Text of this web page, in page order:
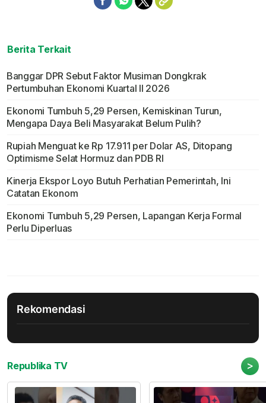
Berita Terkait
Banggar DPR Sebut Faktor Musiman Dongkrak
Pertumbuhan Ekonomi Kuartal II 2026
Ekonomi Tumbuh 5,29 Persen, Kemiskinan Turun,
Mengapa Daya Beli Masyarakat Belum Pulih?
Rupiah Menguat ke Rp 17.911 per Dolar AS, Ditopang
Optimisme Selat Hormuz dan PDB RI
Kinerja Ekspor Loyo Butuh Perhatian Pemerintah, Ini
Catatan Ekonom
Ekonomi Tumbuh 5,29 Persen, Lapangan Kerja Formal
Perlu Diperluas
Rekomendasi
Republika TV >